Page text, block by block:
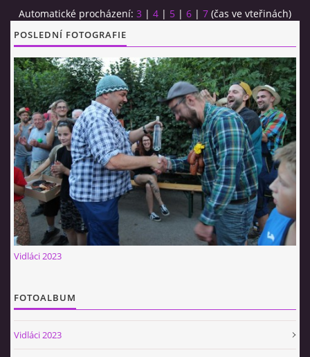
FOTOALBUM
CESTA KOLEM SVĚTA 2014 - VIDEO
VIDLÁCKÝ VÍCEBOJ 2023
CENÍK
Automatické procházení: 3 | 4 | 5 | 6 | 7 (čas ve vteřinách)
POSLEDNÍ FOTOGRAFIE
Vidláci 2023
FOTOALBUM
Vidláci 2023